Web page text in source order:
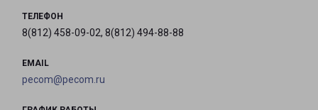
ТЕЛЕФОН
8(812) 458-09-02, 8(812) 494-88-88
EMAIL
pecom@pecom.ru